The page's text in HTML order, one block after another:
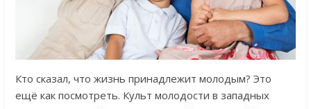
Кто сказал, что жизнь принадлежит молодым? Это
ещё как посмотреть. Культ молодости в западных